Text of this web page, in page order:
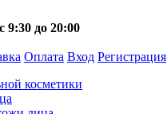
9:30 до 20:00
Оплата Вход Регистрация
косметики